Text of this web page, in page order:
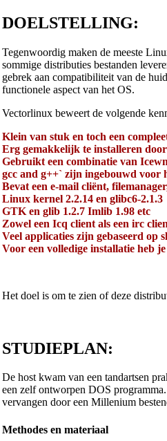
DOELSTELLING:
Tegenwoordig maken de meeste
sommige distributies bestanden
gebrek aan compatibiliteit van de
functionele aspect van het OS.
Vectorlinux beweert de volgende
Klein van stuk en toch een
Erg gemakkelijk te installeren
Gebruikt een combinatie van
gcc and g++` zijn ingebouwd voor
Bevat een e-mail cliënt,
Linux kernel 2.2.14 en glibc6-2.1.3
GTK en glib 1.2.7 Imlib 1.98 etc
Zowel een Icq client als een irc
Veel applicaties zijn gebaseerd
Voor een volledige installatie heb
Het doel is om te zien of deze
STUDIEPLAN:
De host kwam van een tandartsen
een zelf ontworpen DOS
vervangen door een Millenium
Methodes en materiaal